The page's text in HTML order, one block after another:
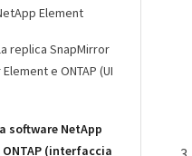
Element
replica SnapMirror
e ONTAP (UI
software NetApp
ONTAP (interfaccia